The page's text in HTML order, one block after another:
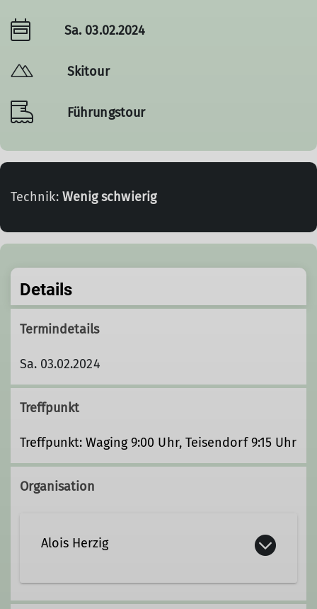
Sa. 03.02.2024
Skitour
Führungstour
Technik: Wenig schwierig
Details
Termindetails
Sa. 03.02.2024
Treffpunkt
Treffpunkt: Waging 9:00 Uhr, Teisendorf 9:15 Uhr
Organisation
Alois Herzig
+49 8681 1842